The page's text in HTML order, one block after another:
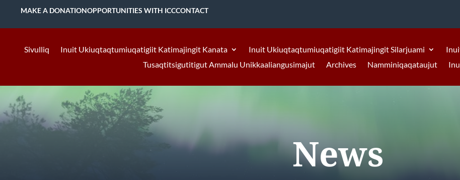
MAKE A DONATIONOPPORTUNITIES WITH ICCCONTACT
Sivulliq Inuit Ukiuqtaqtumiuqatigiit Katimajingit Kanata Inuit Ukiuqtaqtumiuqatigiit Katimajingit Silarjuami
Tusaqtitsigutitigut Ammalu Unikkaaliangusimajut
Archives Namminiqaqataujut
News